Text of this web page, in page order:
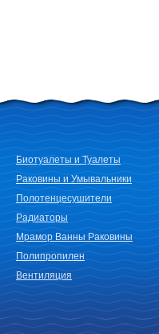
Биотуалеты и Туалеты
Раковины и Умывальники
Полотенцесушители
Радиаторы
Мрамор Ванны Раковины
Полипропилен
Вентиляция